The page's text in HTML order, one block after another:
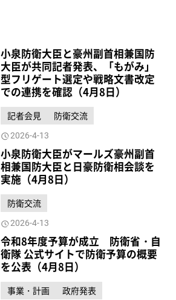
小泉防衛大臣と豪州副首相兼国防
大臣が共同記者発表、「もがみ」
型フリゲート選定や戦略文書改定
での連携を確認（4月8日）
記者会見 防衛交流
2026-4-13
小泉防衛大臣がマールズ豪州副首
相兼国防大臣と日豪防衛相会談を
実施（4月8日）
防衛交流
2026-4-13
令和8年度予算が成立 防衛省・自
衛隊 公式サイトで防衛予算の概要
を公表（4月8日）
事業・計画 政府発表